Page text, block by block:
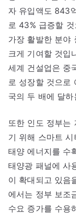
자 유입액도 843
로 43% 급증할
가장 활발한 분야
크게 기여할 것입
세계 건설업은 중
로 성장할 것으로
국의 두 배에 달
또한 인도 정부는
기 위해 스마트
태양 에너지를 수
태양광 패널에 사
이 확대되고 있음
에서는 정부 보조
수요 증가를 수용